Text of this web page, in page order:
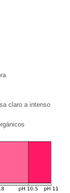
claro a intenso